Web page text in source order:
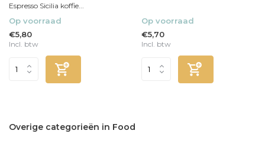
Espresso Sicilia koffie...
Op voorraad
€5,80
Incl. btw
Op voorraad
€5,70
Incl. btw
Overige categorieën in Food